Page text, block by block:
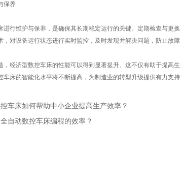
保养
维护与保养，是确保其长期稳定运行的关键。定期检查与更
，对设备运行状态进行实时监控，及时发现并解决问题，防止故障
济型数控车床的性能可以得到显著提升。这不仅有助于提高
车床的智能化水平将不断提高，为制造业的转型升级提供有力支持
车床如何帮助中小企业提高生产效率？
自动数控车床编程的效率？